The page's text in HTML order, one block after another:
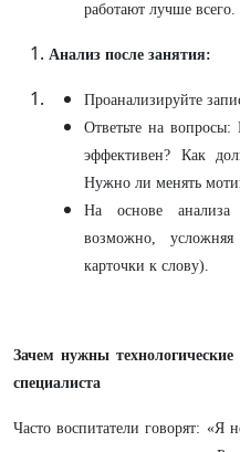
работают лучше всего.
Анализ после занятия:
Проанализируйте
Ответьте на
эффективен? Как
Нужно ли менять
На основе анализа
возможно,
карточки к слову).
Зачем нужны
специалиста
Часто воспитатели говорят: